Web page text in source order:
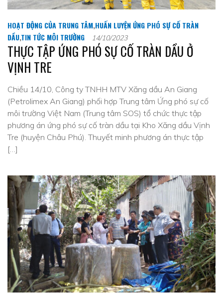
HOẠT ĐỘNG CỦA TRUNG TÂM,HUẤN LUYỆN ỨNG PHÓ SỰ CỐ TRÀN
DẦU,TIN TỨC MÔI TRƯỜNG 14/10/2023
THỰC TẬP ỨNG PHÓ SỰ CỐ TRÀN DẦU Ở
VỊNH TRE
Chiều 14/10, Công ty TNHH MTV Xăng dầu An Giang
(Petrolimex An Giang) phối hợp Trung tâm Ứng phó sự cố
môi trường Việt Nam (Trung tâm SOS) tổ chức thực tập
phương án ứng phó sự cố tràn dầu tại Kho Xăng dầu Vịnh
Tre (huyện Châu Phú). Thuyết minh phương án thực tập
[…]